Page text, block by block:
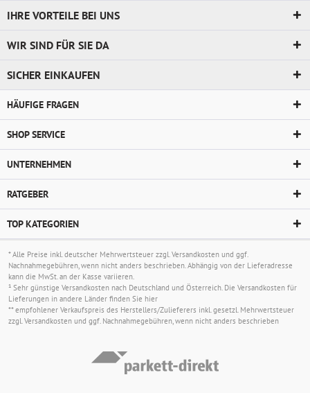
IHRE VORTEILE BEI UNS
WIR SIND FÜR SIE DA
SICHER EINKAUFEN
HÄUFIGE FRAGEN
SHOP SERVICE
UNTERNEHMEN
RATGEBER
TOP KATEGORIEN
* Alle Preise inkl. deutscher Mehrwertsteuer zzgl.Versandkosten und ggf.
Nachnahmegebühren, wenn nicht anders beschrieben. Abhängig von der Lieferadresse
kann die MwSt. an der Kasse variieren.
¹ Sehr günstige Versandkosten nach Deutschland und Österreich. Die Versandkosten für
Lieferungen in andere Länder finden Sie hier
** empfohlener Verkaufspreis des Herstellers/Zulieferers inkl. gesetzl. Mehrwertsteuer
zzgl.Versandkosten und ggf. Nachnahmegebühren, wenn nicht anders beschrieben